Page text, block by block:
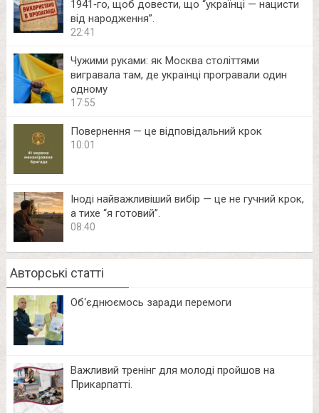
1941‑го, щоб довести, що “українці — нацисти
від народження”.
22:41
Чужими руками: як Москва століттями
вигравала там, де українці програвали один
одному
17:55
Повернення — це відповідальний крок
10:01
Іноді найважливіший вибір — це не гучний крок,
а тихе “я готовий”.
08:40
Авторські статті
Об‘єднюємось заради перемоги
Важливий тренінг для молоді пройшов на
Прикарпатті.